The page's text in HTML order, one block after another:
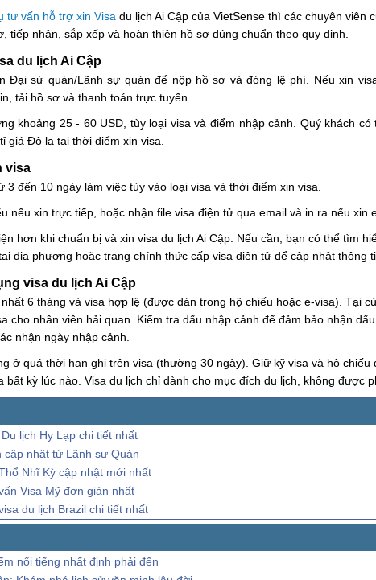
tư vấn hỗ trợ xin Visa du lịch Ai Cập của VietSense thì các chuyên viên
tiếp nhận, sắp xếp và hoàn thiện hồ sơ đúng chuẩn theo quy định.
du lịch Ai Cập
Đại sứ quán/Lãnh sự quán để nộp hồ sơ và đóng lệ phí. Nếu xin
tải hồ sơ và thanh toán trực tuyến.
khoảng 25 - 60 USD, tùy loại visa và điểm nhập cảnh. Quý khách có
giá Đô la tại thời điểm xin visa.
visa
đến 10 ngày làm việc tùy vào loại visa và thời điểm xin visa.
nếu xin trực tiếp, hoặc nhận file visa điện tử qua email và in ra nếu xin
hơn khi chuẩn bị và xin visa du lịch Ai Cập. Nếu cần, bạn có thể tìm
địa phương hoặc trang chính thức cấp visa điện tử để cập nhật thông
visa du lịch Ai Cập
6 tháng và visa hợp lệ (được dán trong hộ chiếu hoặc e-visa). Tại
cho nhân viên hải quan. Kiểm tra dấu nhập cảnh để đảm bảo nhận
nhận ngày nhập cảnh.
ở quá thời hạn ghi trên visa (thường 30 ngày). Giữ kỹ visa và hộ chiếu
bất kỳ lúc nào. Visa du lịch chỉ dành cho mục đích du lịch, không được
lịch Hy Lạp chi tiết nhất
cập nhật từ Lãnh sự Quán
Nhĩ Kỳ cập nhật mới nhất
Visa Mỹ đơn giản nhất
du lịch Brazil chi tiết nhất
nổi tiếng nhất định phải đến